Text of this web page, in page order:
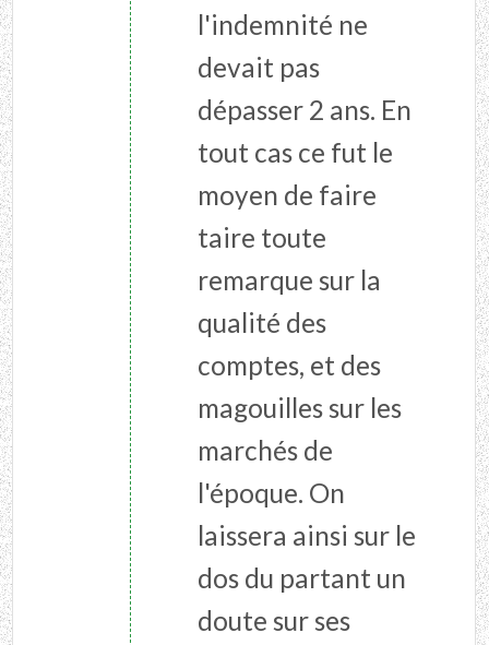
l'indemnité ne
devait pas
dépasser 2 ans. En
tout cas ce fut le
moyen de faire
taire toute
remarque sur la
qualité des
comptes, et des
magouilles sur les
marchés de
l'époque. On
laissera ainsi sur le
dos du partant un
doute sur ses